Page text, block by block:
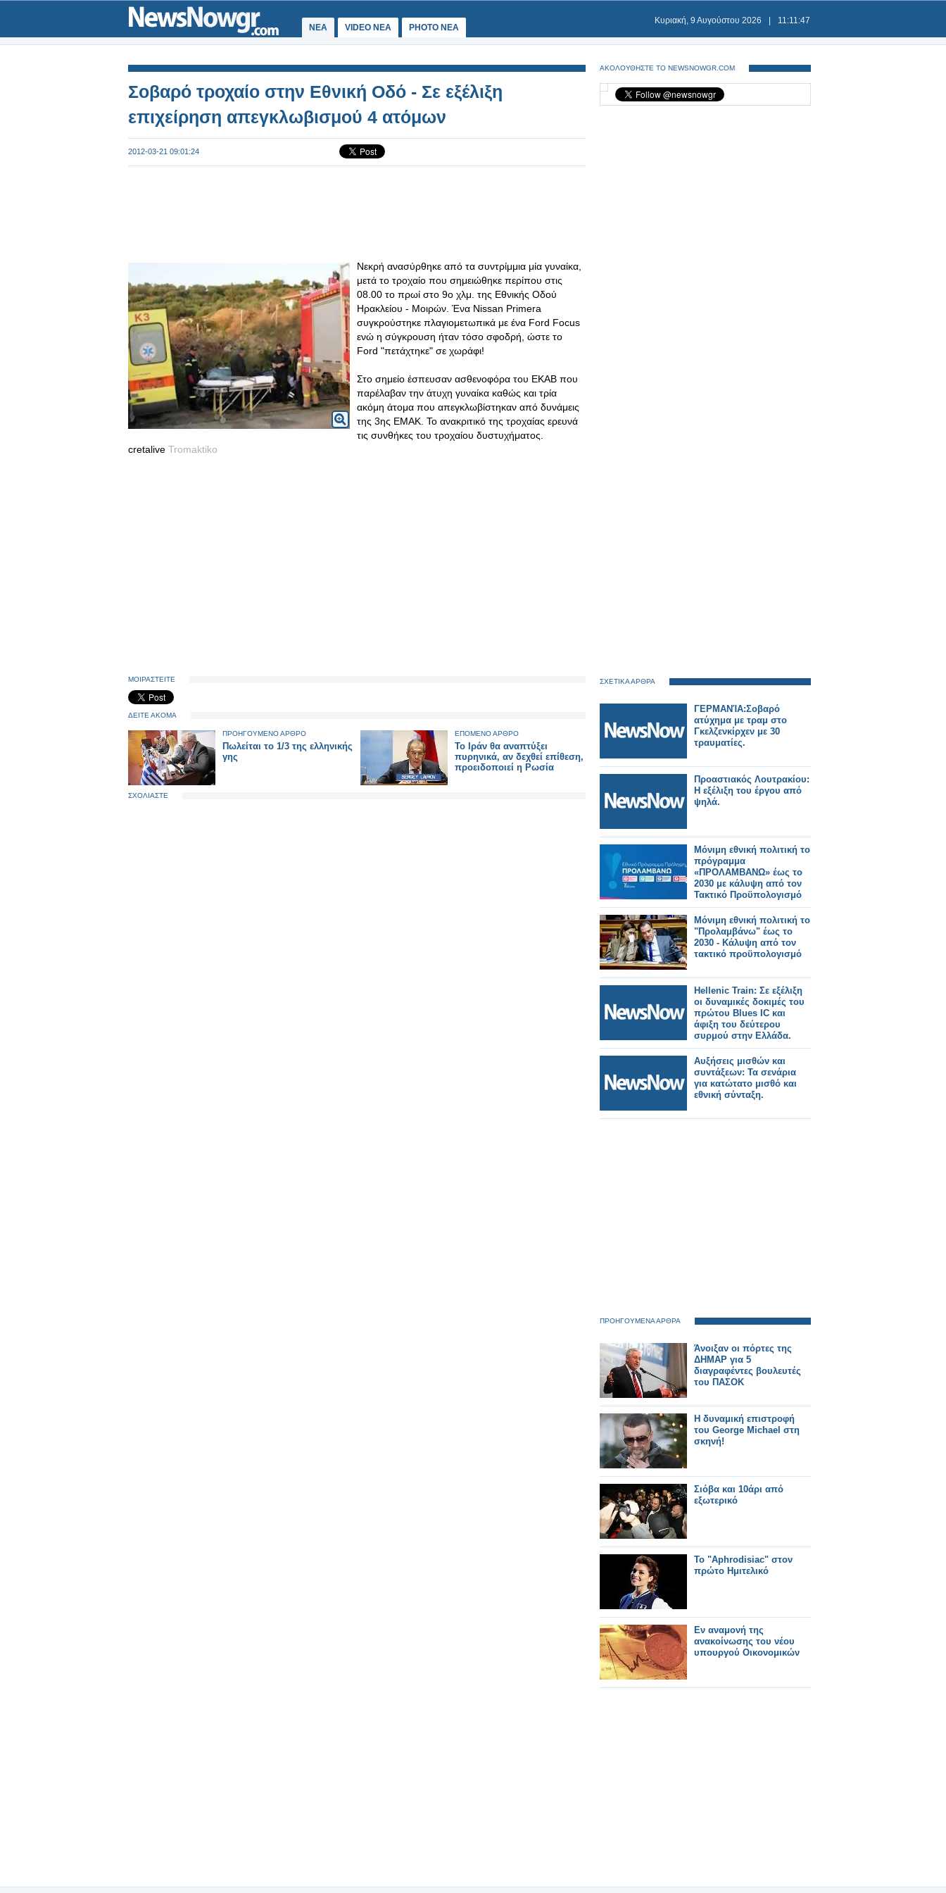
ΝΕΑ VIDEO NEA PHOTO NEA
Κυριακή, 9 Αυγούστου 2026 11:11:47
Σοβαρό τροχαίο στην Εθνική Οδό - Σε εξέλιξη
επιχείρηση απεγκλωβισμού 4 ατόμων
2012-03-21 09:01:24
Νεκρή ανασύρθηκε από τα συντρίμμια μία γυναίκα,
μετά το τροχαίο που σημειώθηκε περίπου στις
08.00 το πρωί στο 9ο χλμ. της Εθνικής Οδού
Ηρακλείου - Μοιρών. Ένα Nissan Primera
συγκρούστηκε πλαγιομετωπικά με ένα Ford Focus
ενώ η σύγκρουση ήταν τόσο σφοδρή, ώστε το
Ford "πετάχτηκε" σε χωράφι!
Στο σημείο έσπευσαν ασθενοφόρα του ΕΚΑΒ που
παρέλαβαν την άτυχη γυναίκα καθώς και τρία
ακόμη άτομα που απεγκλωβίστηκαν από δυνάμεις
της 3ης ΕΜΑΚ. Το ανακριτικό της τροχαίας ερευνά
τις συνθήκες του τροχαίου δυστυχήματος.
cretalive Tromaktiko
ΜΟΙΡΑΣΤΕΙΤΕ
ΔΕΙΤΕ ΑΚΟΜΑ
ΠΡΟΗΓΟΥΜΕΝΟ ΑΡΘΡΟ
Πωλείται το 1/3 της ελληνικής
γης
ΕΠΟΜΕΝΟ ΑΡΘΡΟ
Το Ιράν θα αναπτύξει
πυρηνικά, αν δεχθεί επίθεση,
προειδοποιεί η Ρωσία
ΣΧΟΛΙΑΣΤΕ
ΑΚΟΛΟΥΘΗΣΤΕ ΤΟ NEWSNOWGR.COM
ΣΧΕΤΙΚΑ ΑΡΘΡΑ
ΓΕΡΜΑΝΊΑ:Σοβαρό
ατύχημα με τραμ στο
Γκελζενκίρχεν με 30
τραυματίες.
Προαστιακός Λουτρακίου:
Η εξέλιξη του έργου από
ψηλά.
Μόνιμη εθνική πολιτική το
πρόγραμμα
«ΠΡΟΛΑΜΒΑΝΩ» έως το
2030 με κάλυψη από τον
Τακτικό Προϋπολογισμό
Μόνιμη εθνική πολιτική το
"Προλαμβάνω" έως το
2030 - Κάλυψη από τον
τακτικό προϋπολογισμό
Hellenic Train: Σε εξέλιξη
οι δυναμικές δοκιμές του
πρώτου Blues IC και
άφιξη του δεύτερου
συρμού στην Ελλάδα.
Αυξήσεις μισθών και
συντάξεων: Τα σενάρια
για κατώτατο μισθό και
εθνική σύνταξη.
ΠΡΟΗΓΟΥΜΕΝΑ ΑΡΘΡΑ
Άνοιξαν οι πόρτες της
ΔΗΜΑΡ για 5
διαγραφέντες βουλευτές
του ΠΑΣΟΚ
Η δυναμική επιστροφή
του George Michael στη
σκηνή!
Σιόβα και 10άρι από
εξωτερικό
Το "Aphrodisiac" στον
πρώτο Ημιτελικό
Εν αναμονή της
ανακοίνωσης του νέου
υπουργού Οικονομικών